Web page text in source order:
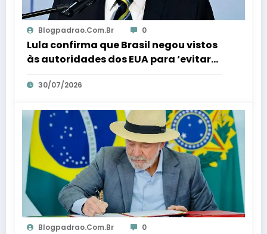
Blogpadrao.com.br 0
Lula confirma que Brasil negou vistos
às autoridades dos EUA para ‘evitar
interferência’ nas eleições – Em Dia ES
30/07/2026
Blogpadrao.com.br 0